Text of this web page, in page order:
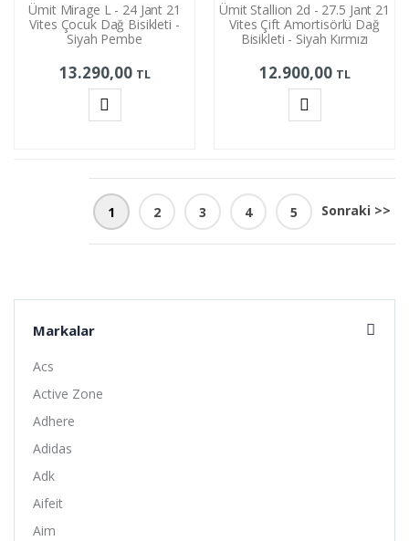
Ümit Mirage L - 24 Jant 21
Vites Çocuk Dağ Bisikleti -
Siyah Pembe
13.290,00 TL
Ümit Stallion 2d - 27.5 Jant 21
Vites Çift Amortisörlü Dağ
Bisikleti - Siyah Kırmızı
12.900,00 TL
1 2 3 4 5 Sonraki >>
Markalar
Acs
Active Zone
Adhere
Adidas
Adk
Aifeit
Aim